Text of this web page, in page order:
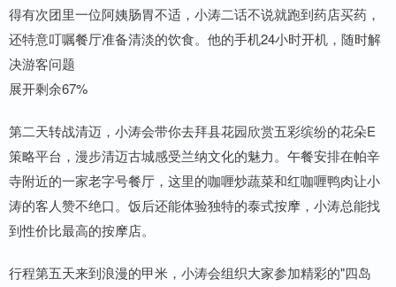
得有次团里一位阿姨肠胃不适，小涛二话不说就跑到药店买药，
还特意叮嘱餐厅准备清淡的饮食。他的手机24小时开机，随时解
决游客问题
展开剩余67%
第二天转战清迈，小涛会带你去拜县花园欣赏五彩缤纷的花朵E
策略平台，漫步清迈古城感受兰纳文化的魅力。午餐安排在帕辛
寺附近的一家老字号餐厅，这里的咖喱炒蔬菜和红咖喱鸭肉让小
涛的客人赞不绝口。饭后还能体验独特的泰式按摩，小涛总能找
到性价比最高的按摩店。
行程第五天来到浪漫的甲米，小涛会组织大家参加精彩的"四岛